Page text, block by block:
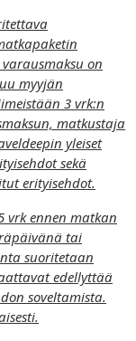
on
myyjän
3 vrk:n
matkustaja
yleiset
sekä
erityisehdot.
vrk ennen matkan
tai
suoritetaan
edellyttää
soveltamista.